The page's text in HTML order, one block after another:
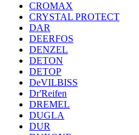
CROMAX
CRYSTAL PROTECT
DAR
DEERFOS
DENZEL
DETON
DETOP
DeVILBISS
Dr'Reifen
DREMEL
DUGLA
DUR